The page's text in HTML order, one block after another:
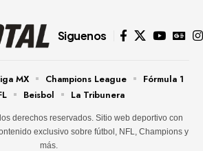
Siguenos
derechos reservados. Sitio web deportivo con
exclusivo sobre fútbol, NFL, Champions y
más.
MX Champions League
Fórmula 1
Beisbol La Tribunera